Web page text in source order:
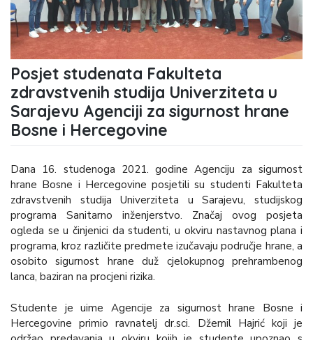
Posjet studenata Fakulteta
zdravstvenih studija Univerziteta u
Sarajevu Agenciji za sigurnost hrane
Bosne i Hercegovine
Dana 16. studenoga 2021. godine Agenciju za sigurnost
hrane Bosne i Hercegovine posjetili su studenti Fakulteta
zdravstvenih studija Univerziteta u Sarajevu, studijskog
programa Sanitarno inženjerstvo. Značaj ovog posjeta
ogleda se u činjenici da studenti, u okviru nastavnog plana i
programa, kroz različite predmete izučavaju područje hrane, a
osobito sigurnost hrane duž cjelokupnog prehrambenog
lanca, baziran na procjeni rizika.
Studente je uime Agencije za sigurnost hrane Bosne i
Hercegovine primio ravnatelj dr.sci. Džemil Hajrić koji je